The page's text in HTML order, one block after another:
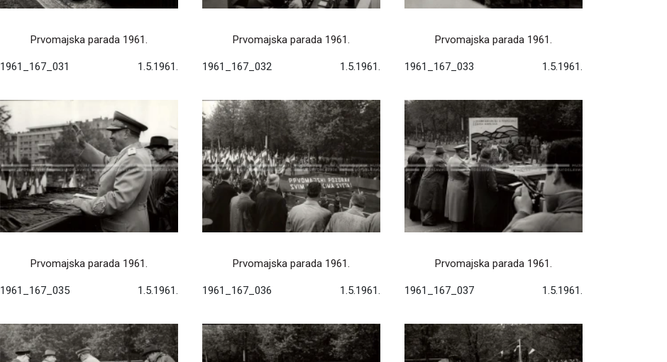
Prvomajska parada 1961.
1961_167_031 1.5.1961.
Prvomajska parada 1961.
1961_167_032 1.5.1961.
Prvomajska parada 1961.
1961_167_033 1.5.1961.
Prvomajska parada 1961.
1961_167_035 1.5.1961.
Prvomajska parada 1961.
1961_167_036 1.5.1961.
Prvomajska parada 1961.
1961_167_037 1.5.1961.